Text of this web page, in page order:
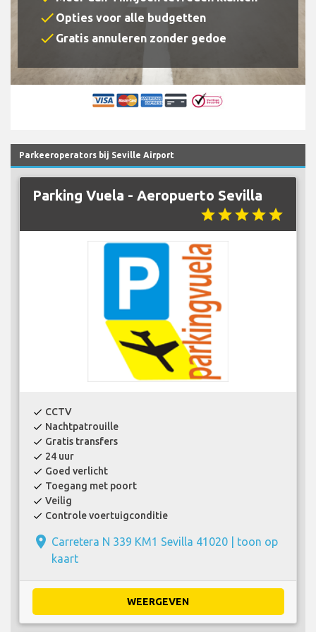
check Opties voor alle budgetten
check Gratis annuleren zonder gedoe
Parkeeroperators bij Seville Airport
Parking Vuela - Aeropuerto Sevilla
starstarstarstarstar
check CCTV
check Nachtpatrouille
check Gratis transfers
check 24 uur
check Goed verlicht
check Toegang met poort
check Veilig
check Controle voertuigconditie
place Carretera N 339 KM1 Sevilla 41020 | toon op
kaart
WEERGEVEN